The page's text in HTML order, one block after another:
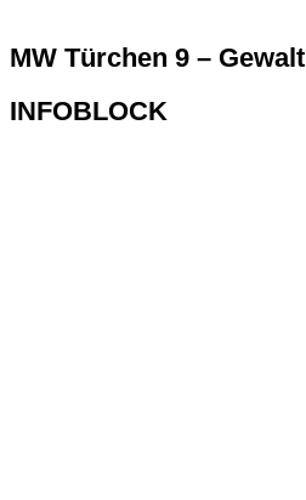
MW Türchen 9 – Gewalt
INFOBLOCK